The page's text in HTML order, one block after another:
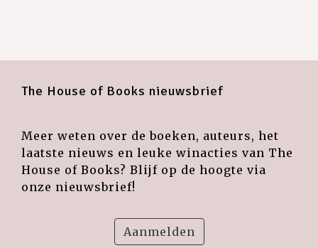
The House of Books nieuwsbrief
Meer weten over de boeken, auteurs, het
laatste nieuws en leuke winacties van The
House of Books? Blijf op de hoogte via
onze nieuwsbrief!
Aanmelden